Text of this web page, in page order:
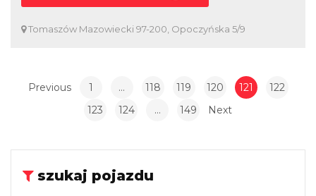
Tomaszów Mazowiecki 97-200, Opoczyńska 5/9
Previous 1 … 118 119 120 121
122
123
124 … 149 Next
szukaj pojazdu